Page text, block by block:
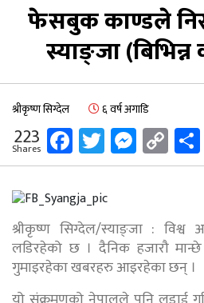
फेसबुक काण्डले
स्याङ्जा
श्रीकृष्ण सिग्देल ६ वर्ष अगाडि
223
Shares Facebook
TwitterCopy
श्रीकृष्ण सिग्देल/स्याङ्जा : विश्व
लडिरहेको छ । दैनिक हजारौ
गुमाइरहेका खबरहरु आइरहेका छन् ।